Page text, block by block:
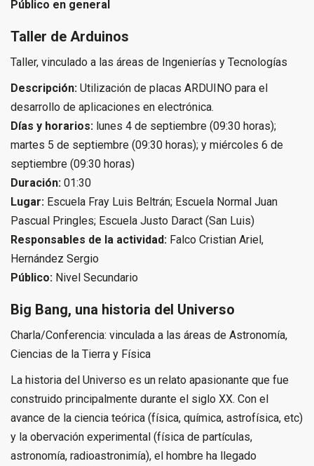
Público en general
Taller de Arduinos
Taller, vinculado a las áreas de Ingenierías y Tecnologías
Descripción: Utilización de placas ARDUINO para el
desarrollo de aplicaciones en electrónica.
Días y horarios: lunes 4 de septiembre (09:30 horas);
martes 5 de septiembre (09:30 horas); y miércoles 6 de
septiembre (09:30 horas)
Duración: 01:30
Lugar: Escuela Fray Luis Beltrán; Escuela Normal Juan
Pascual Pringles; Escuela Justo Daract (San Luis)
Responsables de la actividad: Falco Cristian Ariel,
Hernández Sergio
Público: Nivel Secundario
Big Bang, una historia del Universo
Charla/Conferencia: vinculada a las áreas de Astronomía,
Ciencias de la Tierra y Física
La historia del Universo es un relato apasionante que fue
construido principalmente durante el siglo XX. Con el
avance de la ciencia teórica (física, química, astrofísica, etc)
y la obervación experimental (física de partículas,
astronomía, radioastronimía), el hombre ha llegado